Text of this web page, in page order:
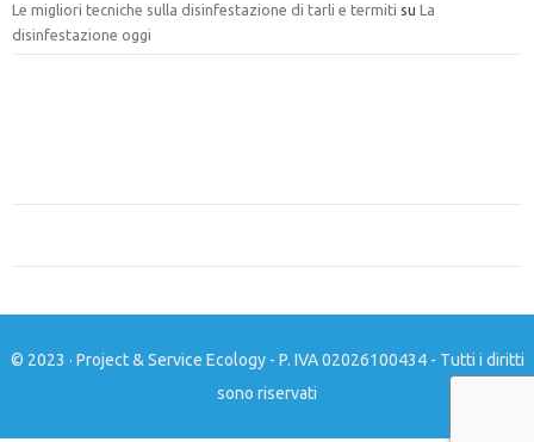
Le migliori tecniche sulla disinfestazione di tarli e termiti su La
disinfestazione oggi
© 2023 · Project & Service Ecology - P. IVA 02026100434 - Tutti i diritti
sono riservati